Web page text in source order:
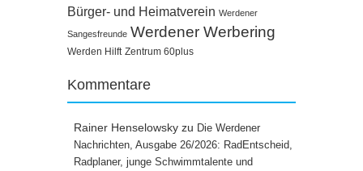
Bürger- und Heimatverein Werdener
Sangesfreunde Werdener Werbering
Werden Hilft Zentrum 60plus
Kommentare
Rainer Henselowsky zu Die Werdener
Nachrichten, Ausgabe 26/2026: RadEntscheid,
Radplaner, junge Schwimmtalente und